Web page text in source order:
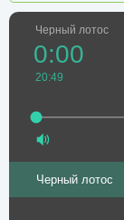
Черный лотос
0:00
20:49
Черный лотос